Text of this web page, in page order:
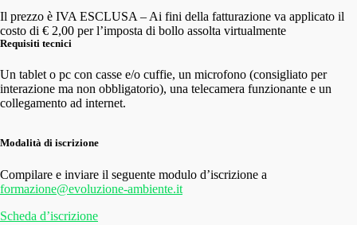
Il prezzo è IVA ESCLUSA – Ai fini della fatturazione va applicato il
costo di € 2,00 per l’imposta di bollo assolta virtualmente
Requisiti tecnici
Un tablet o pc con casse e/o cuffie, un microfono (consigliato per
interazione ma non obbligatorio), una telecamera funzionante e un
collegamento ad internet.
Modalità di iscrizione
Compilare e inviare il seguente modulo d’iscrizione a
formazione@evoluzione-ambiente.it
Scheda d’iscrizione